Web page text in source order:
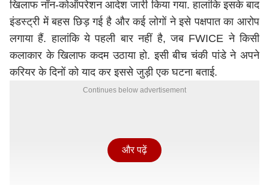
खिलाफ नॉन-कोऑपरेशन आदेश जारी किया गया. हालांकि इसके बाद
इंडस्ट्री में बहस छिड़ गई है और कई लोगों ने इसे पक्षपात का आरोप
लगाया हैं. हालांकि ये पहली बार नहीं है, जब FWICE ने किसी
कलाकार के खिलाफ कदम उठाया हो. इसी बीच चंकी पांडे ने अपने
करियर के दिनों को याद कर इससे जुड़ी एक घटना बताई.
Continues below advertisement
और पढ़ें